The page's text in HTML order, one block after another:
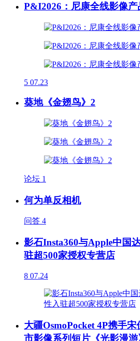
P&I2026：尼康全线影像产
5 07.23
葵地《金翅鸟》2
论坛 1
何为单反相机
问答 4
影石Insta360与Apple中国
驻超500家授权专营店
8 07.24
大疆OsmoPocket 4P携手
市影像系列短片《光影漫游